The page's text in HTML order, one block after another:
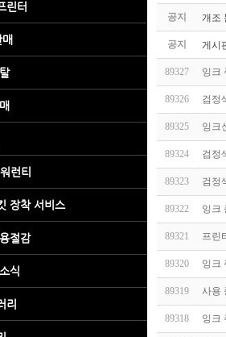
공지 개조
공지 게시
89327 잉크
89326 검정
89325 잉크
89324 검정
89323 검정
89322 잉크
89321 프린
89320 잉크
89319 사용
89318 잉크